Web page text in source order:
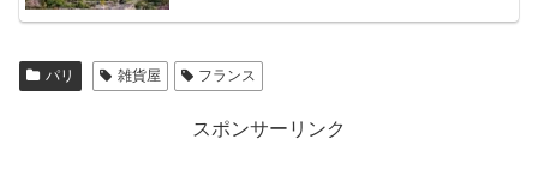
パリ 雑貨屋 フランス
スポンサーリンク